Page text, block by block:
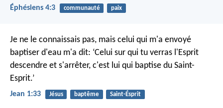
Éphésiens 4:3 communauté paix
Je ne le connaissais pas, mais celui qui m'a envoyé
baptiser d'eau m'a dit: ‘Celui sur qui tu verras l'Esprit
descendre et s'arrêter, c'est lui qui baptise du Saint-
Esprit.’
Jean 1:33 Jésus baptême Saint-Ésprit